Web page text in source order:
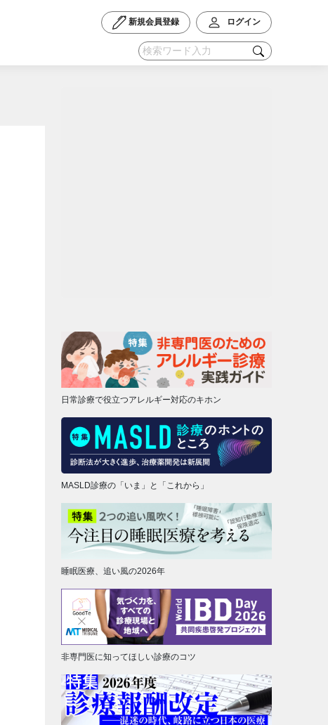
新規会員登録 ログイン
日常診療で役立つアレルギー対応のキホン
MASLD診療の「いま」と「これから」
睡眠医療、追い風の2026年
非専門医に知ってほしい診療のコツ